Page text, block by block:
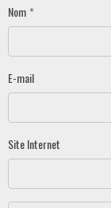
Nom
E-mail
Site Internet